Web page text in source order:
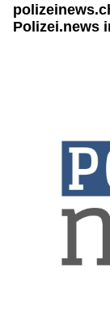
Polizei.news